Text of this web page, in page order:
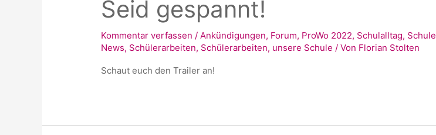
Seid gespannt!
Kommentar verfassen /Ankündigungen, Forum, ProWo 2022, Schulalltag, Schule
News, Schülerarbeiten, Schülerarbeiten, unsere Schule / Von Florian Stolten
Schaut euch den Trailer an!